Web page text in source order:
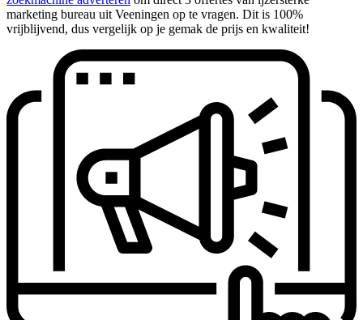
marketing bureau uit Veeningen op te vragen. Dit is 100%
vrijblijvend, dus vergelijk op je gemak de prijs en kwaliteit!